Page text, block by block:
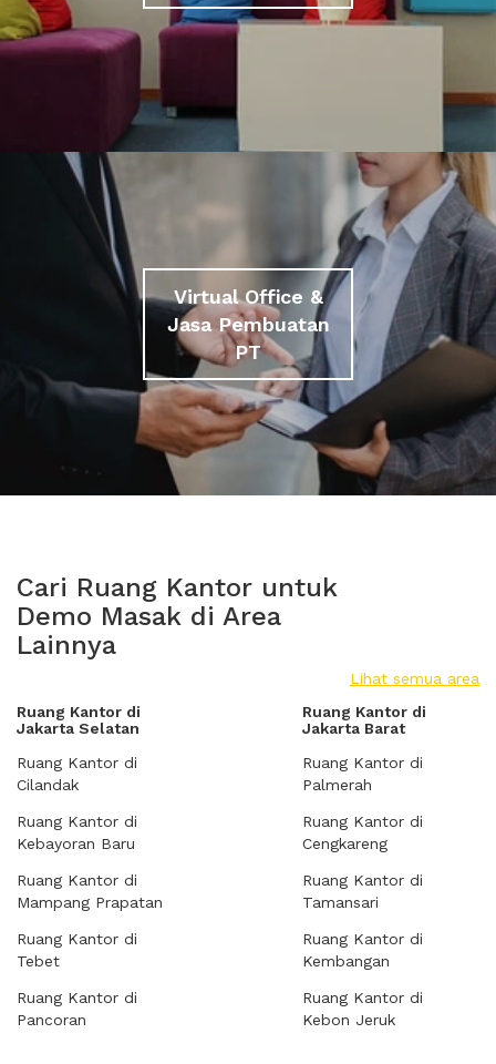
Virtual Office &
Jasa Pembuatan
PT
Cari Ruang Kantor untuk
Demo Masak di Area
Lainnya
Lihat semua area
Ruang Kantor di
Jakarta Selatan
Ruang Kantor di
Cilandak
Ruang Kantor di
Kebayoran Baru
Ruang Kantor di
Mampang Prapatan
Ruang Kantor di
Tebet
Ruang Kantor di
Pancoran
Ruang Kantor di
Jakarta Barat
Ruang Kantor di
Palmerah
Ruang Kantor di
Cengkareng
Ruang Kantor di
Tamansari
Ruang Kantor di
Kembangan
Ruang Kantor di
Kebon Jeruk